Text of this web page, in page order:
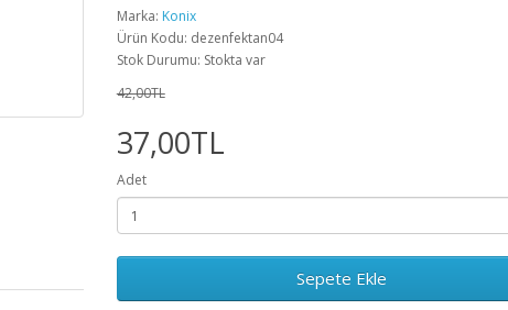
Marka: Konix
Ürün Kodu: dezenfektan04
Stok Durumu: Stokta var
42,00TL
37,00TL
Adet
Sepete Ekle